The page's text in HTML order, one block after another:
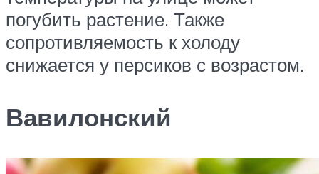
погубить растение. Также
сопротивляемость к холоду
снижается у персиков с возрастом.
Вавилонский